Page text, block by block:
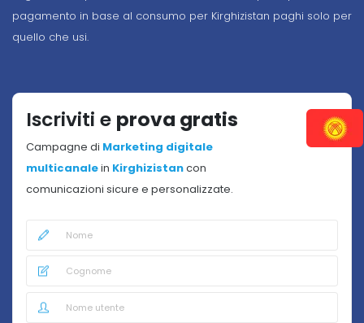
pagamento in base al consumo per Kirghizistan paghi solo per
quello che usi.
Iscriviti e prova gratis
Campagne di Marketing digitale
multicanalein Kirghizistancon
comunicazioni sicure e personalizzate.